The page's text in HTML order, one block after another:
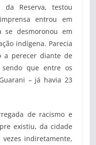
Reserva, testou
entrou em
se desmoronou em
indígena. Parecia
a perecer diante de
sendo que entre os
– já havia 23
de racismo e
existiu, da cidade
indiretamente,